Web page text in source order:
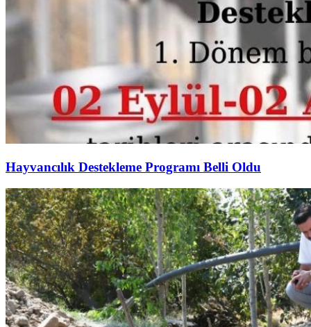
Hayvancılık Destekleme Programı Belli Oldu